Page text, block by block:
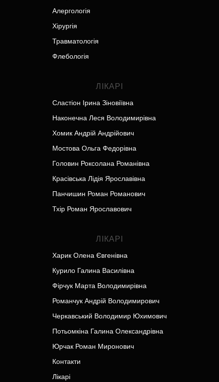
Алергологія
Хірургія
Травматологія
Флебологія
ЛІКАРІ
Сластіон Ірина Зіновіївна
Наконечна Леся Володимирівна
Хомик Андрій Андрійович
Мостова Ольга Федорівна
Головин Роксолана Романівна
Красівська Лідія Ярославівна
Панчишин Роман Романович
Тхір Роман Ярославович
ЛІКАРІ
Харик Олена Євгенівна
Курило Галина Василівна
Фірчук Марта Володимирівна
Романчук Андрій Володимирович
Черкавський Володимир Юхимович
Потьомкіна Галина Олександрівна
Юрчак Роман Миронович
Контакти
Лікарі